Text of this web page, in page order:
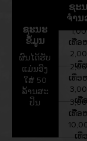
ຊະນະ
ຂໍ້ມູນ
ຜົນໄດ້ຮັບ
ແມ່ນອີງ
ໃສ່ 50
ລ້ານສະ
ປິນ
ຊະ
ຈຳນ
ເທື່ອ
ເທື່
ເທື່ອ
ເທື່
ເທື່ອ
ເທື່ອ